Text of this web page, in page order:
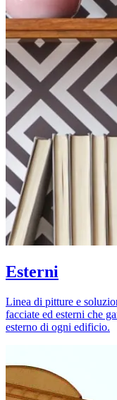
Esterni
Linea di pitture e
facciate ed esterni che
esterno di ogni edificio.